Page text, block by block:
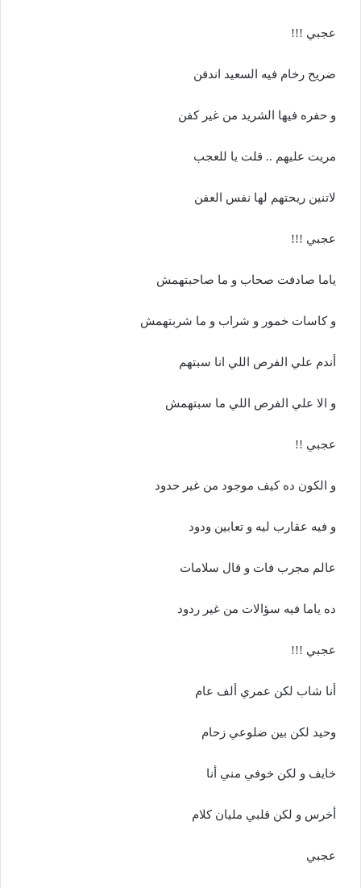
عجبي !!!
ضريح رخام فيه السعيد اندفن
و حفره فيها الشريد من غير كفن
مريت عليهم .. قلت يا للعجب
لاتنين ريحتهم لها نفس العفن
عجبي !!!
ياما صادفت صحاب و ما صاحبتهمش
و كاسات خمور و شراب و ما شربتهمش
أندم علي الفرص اللي انا سبتهم
و الا علي الفرص اللي ما سبتهمش
عجبي !!
و الكون ده كيف موجود من غير حدود
و فيه عقارب ليه و تعابين ودود
عالم مجرب فات و قال سلامات
ده ياما فيه سؤالات من غير ردود
عجبي !!!
أنا شاب لكن عمري ألف عام
وحيد لكن بين ضلوعي زحام
خايف و لكن خوفي مني أنا
أخرس و لكن قلبي مليان كلام
عجبي